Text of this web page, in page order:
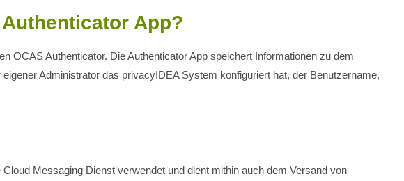
App?
OCAS Authenticator. Die Authenticator App speichert Informationen zu dem
Administrator das privacyIDEA System konfiguriert hat, der Benutzername,
Messaging Dienst verwendet und dient mithin auch dem Versand von